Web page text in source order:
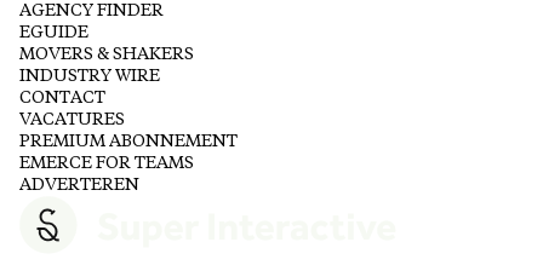
AGENCY FINDER
EGUIDE
MOVERS & SHAKERS
INDUSTRY WIRE
CONTACT
VACATURES
PREMIUM ABONNEMENT
EMERCE FOR TEAMS
ADVERTEREN